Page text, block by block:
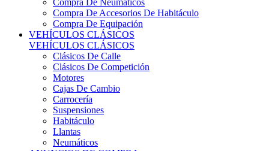
Compra De Equipación
VEHÍCULOS CLÁSICOS
VEHÍCULOS CLÁSICOS
Clásicos De Calle
Clásicos De Competición
Motores
Cajas De Cambio
Carrocería
Suspensiones
Habitáculo
Llantas
Neumáticos
ANUNCIOS DE COMPRA
Compra De Competición